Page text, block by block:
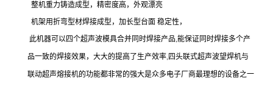
整机重力铸造成型，精密度高，外观漂亮
机架用折弯型材焊接成型，加长型台面 稳定性，
此机器可以四个超声波模具合并同时焊接产品,能保证同时焊接多个产
品一致的焊接效果， 大大的提高了生产效率, 四头联式超声波望焊机与
联动超声熔接机的功能都非常的强大是众多电子厂商最理想的设备之一